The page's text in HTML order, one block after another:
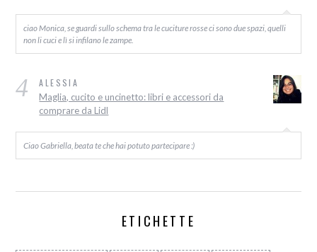
ciao Monica, se guardi sullo schema tra le cuciture rosse ci sono due spazi, quelli
non li cuci e lì si infilano le zampe.
4 ALESSIA
Maglia, cucito e uncinetto: libri e accessori da
comprare da Lidl
Ciao Gabriella, beata te che hai potuto partecipare :)
ETICHETTE